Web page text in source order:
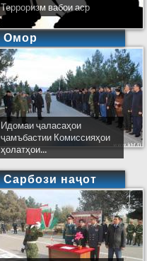
Терроризм вабои аср
Омор
Идомаи ҷаласаҳои
ҷамъбастии Комиссияҳои
ҳолатҳои...
Сарбози наҷот